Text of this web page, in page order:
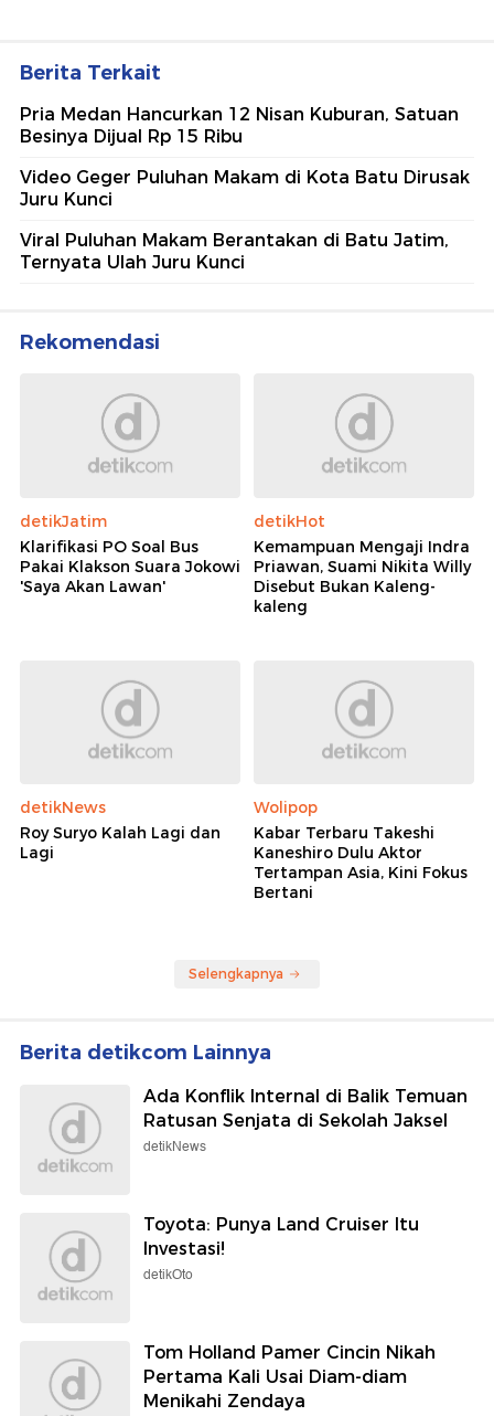
Berita Terkait
Pria Medan Hancurkan 12 Nisan Kuburan, Satuan
Besinya Dijual Rp 15 Ribu
Video Geger Puluhan Makam di Kota Batu Dirusak
Juru Kunci
Viral Puluhan Makam Berantakan di Batu Jatim,
Ternyata Ulah Juru Kunci
Rekomendasi
detikJatim
Klarifikasi PO Soal Bus
Pakai Klakson Suara Jokowi
'Saya Akan Lawan'
detikHot
Kemampuan Mengaji Indra
Priawan, Suami Nikita Willy
Disebut Bukan Kaleng-
kaleng
detikNews
Roy Suryo Kalah Lagi dan
Lagi
Wolipop
Kabar Terbaru Takeshi
Kaneshiro Dulu Aktor
Tertampan Asia, Kini Fokus
Bertani
Selengkapnya
Berita detikcom Lainnya
Ada Konflik Internal di Balik Temuan
Ratusan Senjata di Sekolah Jaksel
detikNews
Toyota: Punya Land Cruiser Itu
Investasi!
detikOto
Tom Holland Pamer Cincin Nikah
Pertama Kali Usai Diam-diam
Menikahi Zendaya